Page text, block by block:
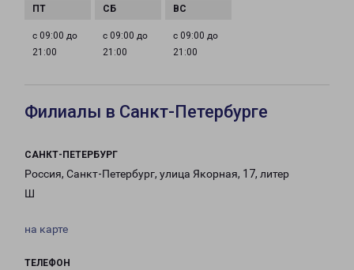
с 09:00 до
21:00
с 09:00 до
21:00
с 09:00 до
21:00
Филиалы в Санкт-Петербурге
САНКТ-ПЕТЕРБУРГ
Россия, Санкт-Петербург, улица Якорная, 17, литер
Ш
на карте
ТЕЛЕФОН